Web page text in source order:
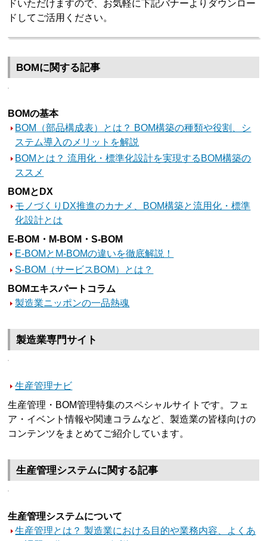
ドいただけますので、お気軽に下記バナーよりダウンロー
ドしてご活用ください。
BOMに関する記事
BOMの基本
BOM（部品構成表）とは？ BOM構築の種類や役割、シ
ステム導入のメリットを解説
BOMとは？ 流用化・標準化設計を実現するBOM構築の
ススメ
BOMとDX
モノづくりDX推進のカナメ、BOM構築と流用化・標準
化設計とは
E-BOM・M-BOM・S-BOM
E-BOMとM-BOMの違いを徹底解説！
S-BOM（サービスBOM）とは？
BOMエキスパートコラム
製造業ニッポンの一品熱魂
製造業専門サイト
生産管理ナビ
生産管理・BOM管理特集のスペシャルサイトです。フェ
ア・イベント情報や関連コラムなど、製造業の皆様向けの
コンテンツをまとめてご紹介しています。
生産管理システムに関する記事
生産管理システムについて
生産管理とは？ 製造業における目的や業務内容、よくあ